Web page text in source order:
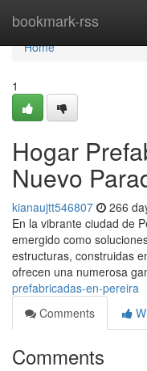
bookmark-rss
Home
Home
1
Hogar
Nuevo
kianaujtt546807 266
En la vibrante ciudad de
emergido como
estructuras, construidas
ofrecen una numerosa
prefabricadas-en-pereira
Comments
Comments